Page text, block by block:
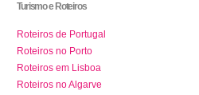
Turismo e Roteiros
Roteiros de Portugal
Roteiros no Porto
Roteiros em Lisboa
Roteiros no Algarve